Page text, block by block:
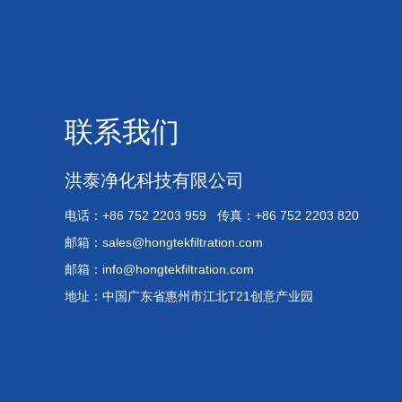
联系我们
洪泰净化科技有限公司
电话：+86 752 2203 959 传真：+86 752 2203 820
邮箱： sales@hongtekfiltration.com
邮箱： info@hongtekfiltration.com
地址：中国广东省惠州市江北T21创意产业园